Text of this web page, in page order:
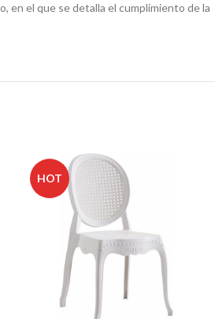
en el que se detalla el cumplimiento de la
HOT